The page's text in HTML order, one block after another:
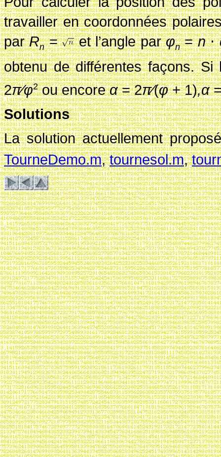
travailler en coordonnées
parRn = et l’angle parφn =n⋅
obtenu de différentes façons. Si
2π∕φ2ou encoreα= 2π∕(φ+ 1),α
Solutions
La solution actuellement
TourneDemo.m,tournesol.m,